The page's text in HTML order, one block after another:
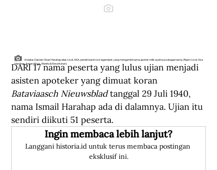
Andalus Datoek Oloan Harahap alias Ucok AKA, pendiri band rock legendaris yang mengambil nama apotek milik ayahnya sebagai nama. (Repro Ucok Aka
Harahap, Antara Rock, Wanita & Keruntuhan).
DARI 17 nama peserta yang lulus ujian menjadi
asisten apoteker yang dimuat koran
Bataviaasch Nieuwsblad tanggal 29 Juli 1940,
nama Ismail Harahap ada di dalamnya. Ujian itu
sendiri diikuti 51 peserta.
Ingin membaca lebih lanjut?
Langgani historia.id untuk terus membaca postingan
eksklusif ini.